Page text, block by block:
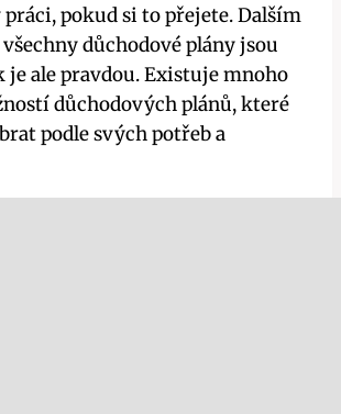
pokud si to přejete. Dalším
důchodové plány jsou
je ale pravdou. Existuje mnoho
důchodových plánů, které
podle svých potřeb a